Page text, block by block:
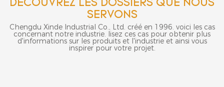
disponibles
DÉCOUVREZ LES DOSSIERS QUE NOUS
SERVONS
Chengdu Xinde Industrial Co., Ltd. créé en 1996. voici les cas
concernant notre industrie. lisez ces cas pour obtenir plus
d'informations sur les produits et l'industrie et ainsi vous
inspirer pour votre projet.